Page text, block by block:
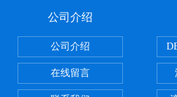
公司介绍
公司介绍
在线留言